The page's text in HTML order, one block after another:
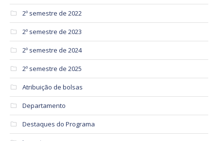
2º semestre de 2022
2º semestre de 2023
2º semestre de 2024
2º semestre de 2025
Atribuição de bolsas
Departamento
Destaques do Programa